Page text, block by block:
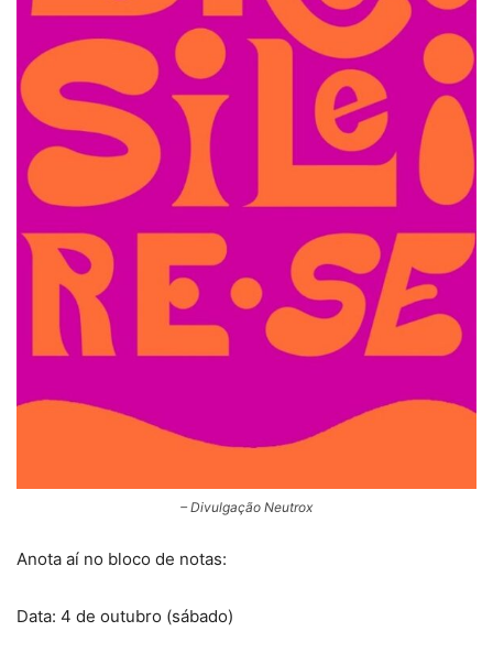
– Divulgação Neutrox
Anota aí no bloco de notas:
Data: 4 de outubro (sábado)